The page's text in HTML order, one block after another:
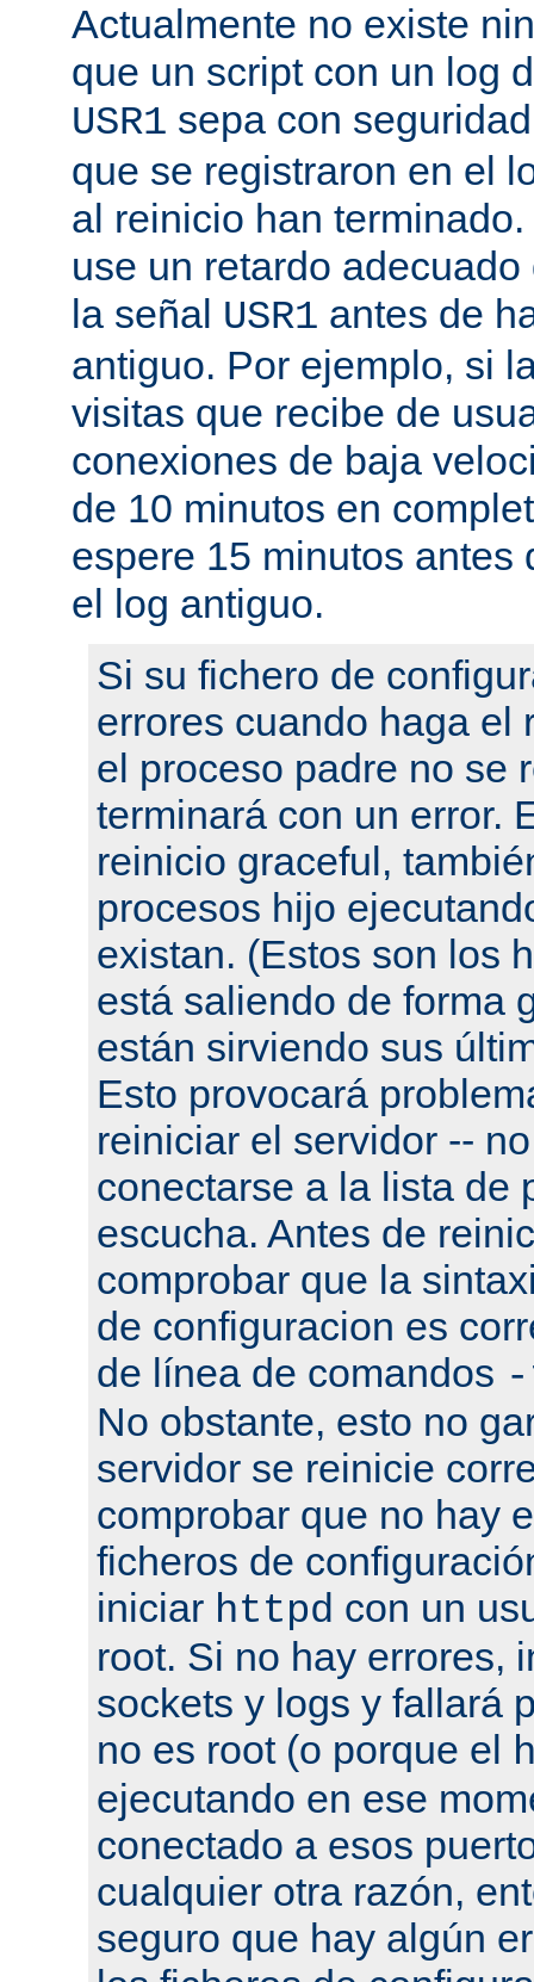
Actualmente no existe
que un script con un log
USR1 sepa con
que se registraron en el
al reinicio han
use un retardo
la señal USR1 antes de
antiguo. Por ejemplo, si
visitas que recibe de
conexiones de baja
de 10 minutos en
espere 15 minutos antes
el log antiguo.
Si su fichero de
errores cuando haga el
el proceso padre no se
terminará con un error.
reinicio graceful,
procesos hijo
existan. (Estos son los
está saliendo de forma
están sirviendo sus
Esto provocará
reiniciar el servidor --
conectarse a la lista de
escucha. Antes de
comprobar que la
de configuracion es
de línea de comandos
No obstante, esto no
servidor se reinicie
comprobar que no hay
ficheros de
iniciar httpd con un
root. Si no hay errores,
sockets y logs y fallará
no es root (o porque el
ejecutando en ese
conectado a esos
cualquier otra razón,
seguro que hay algún